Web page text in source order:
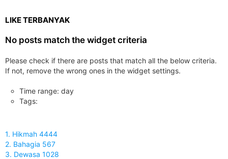
LIKE TERBANYAK
No posts match the widget criteria
Please check if there are posts that match all the below criteria.
If not, remove the wrong ones in the widget settings.
Time range: day
Tags:
1. Hikmah 4444
2. Bahagia 567
3. Dewasa 1028